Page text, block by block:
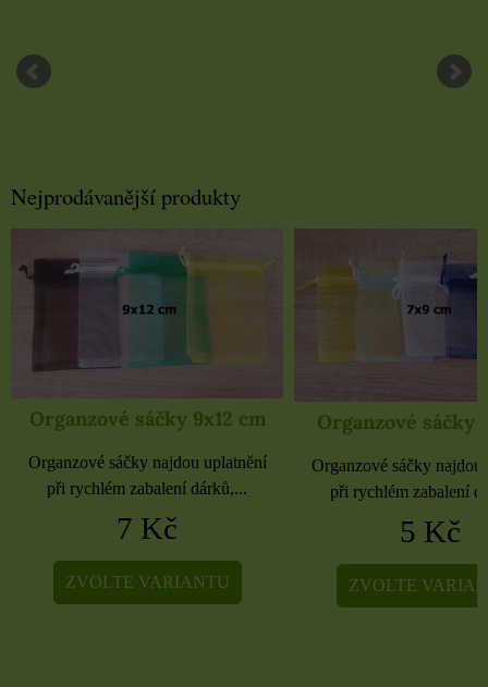
Nejprodávanější produkty
Organzové sáčky 9x12 cm
Organzové sáčky najdou uplatnění
při rychlém zabalení dárků,...
7 Kč
ZVOLTE VARIANTU
Organzové sáčky
Organzové sáčky najdou
při rychlém zabalení
5 Kč
ZVOLTE